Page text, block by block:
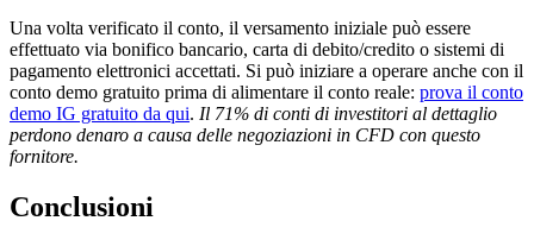
Una volta verificato il conto, il versamento iniziale può essere
effettuato via bonifico bancario, carta di debito/credito o sistemi di
pagamento elettronici accettati. Si può iniziare a operare anche con il
conto demo gratuito prima di alimentare il conto reale: prova il conto
demo IG gratuito da qui. Il 71% di conti di investitori al dettaglio
perdono denaro a causa delle negoziazioni in CFD con questo
fornitore.
Conclusioni